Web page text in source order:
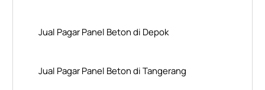
Jual Pagar Panel Beton di Depok
Jual Pagar Panel Beton di Tangerang